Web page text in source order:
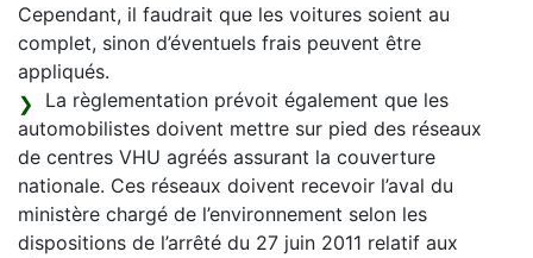
Cependant, il faudrait que les voitures soient au
complet, sinon d’éventuels frais peuvent être
appliqués.
La règlementation prévoit également que les
automobilistes doivent mettre sur pied des réseaux
de centres VHU agréés assurant la couverture
nationale. Ces réseaux doivent recevoir l’aval du
ministère chargé de l’environnement selon les
dispositions de l’arrêté du 27 juin 2011 relatif aux